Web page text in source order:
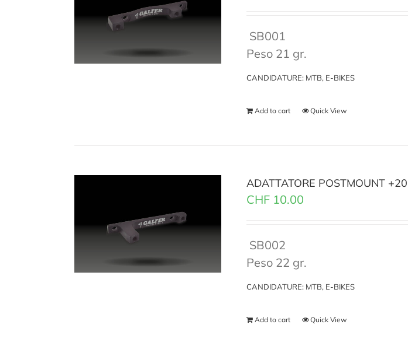
SB001
Peso 21 gr.
CANDIDATURE: MTB, E-BIKES
Add to cart Quick View
ADATTATORE POSTMOUNT
CHF 10.00
SB002
Peso 22 gr.
CANDIDATURE: MTB, E-BIKES
Add to cart Quick View